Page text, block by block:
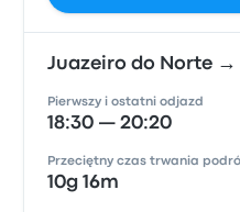
Juazeiro do Norte →
Pierwszy i ostatni odjazd
18:30 — 20:20
Przeciętny czas trwania
10g 16m